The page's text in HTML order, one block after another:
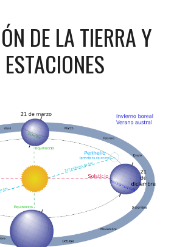
DE LA TIERRA Y